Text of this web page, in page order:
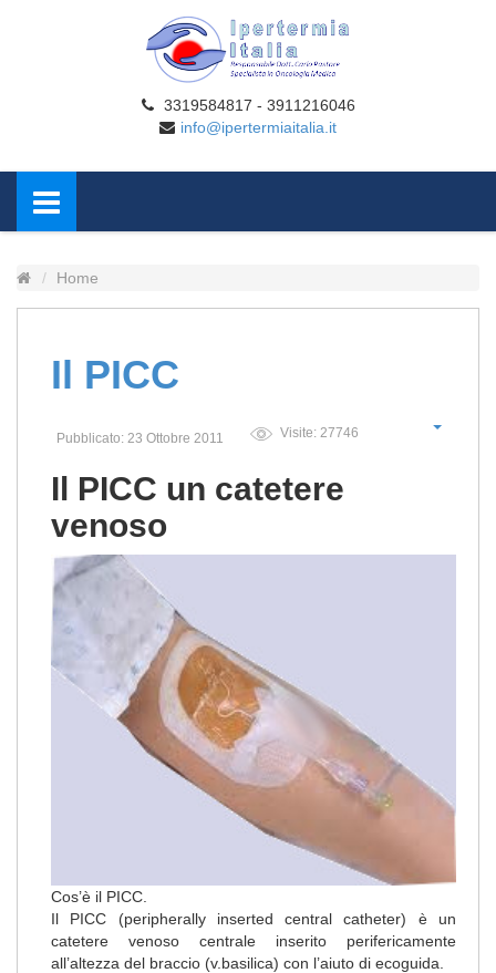
3319584817 - 3911216046
info@ipertermiaitalia.it
Home
Il PICC
Pubblicato: 23 Ottobre 2011 Visite: 27746
Il PICC un catetere
venoso
Cos’è il PICC.
Il PICC (peripherally inserted central catheter) è un
catetere venoso centrale inserito perifericamente
all’altezza del braccio (v.basilica) con l’aiuto di ecoguida.